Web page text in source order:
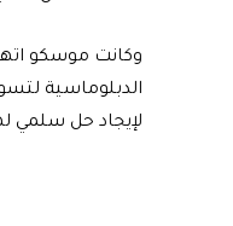
وكانت موسكو
الدبلوماسية
لإيجاد حل سلمي